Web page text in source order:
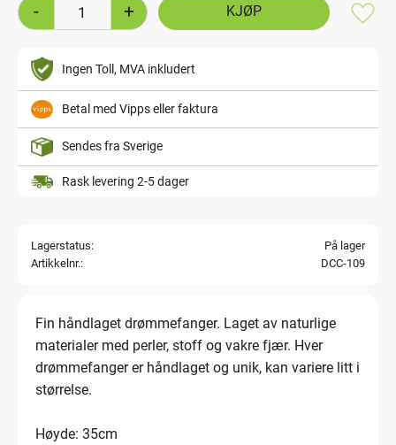
+
-
Ingen Toll, MVA inkludert
Betal med Vipps eller faktura
Sendes fra Sverige
Rask levering 2-5 dager
Lagerstatus
På lager
Artikkelnr.
DCC-109
Fin håndlaget drømmefanger. Laget av naturlige
materialer med perler, stoff og vakre fjær. Hver
drømmefanger er håndlaget og unik, kan variere litt i
størrelse.
Høyde: 35cm